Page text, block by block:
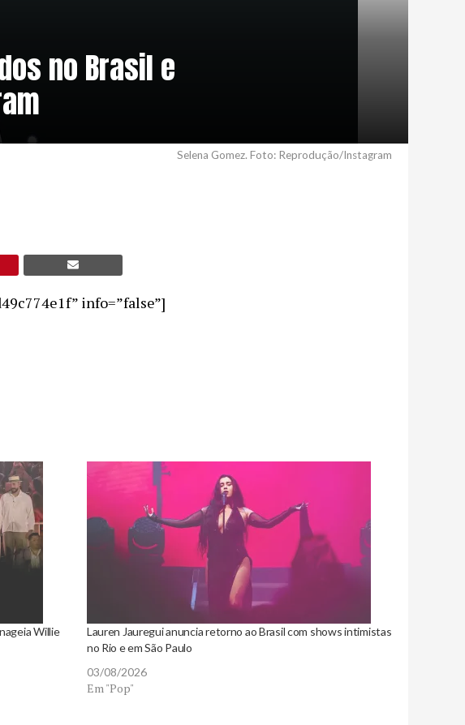
no Brasil e
Selena Gomez. Foto: Reprodução/Instagram
info=”false”]
Willie
Lauren Jauregui anuncia retorno ao Brasil com shows intimistas
no Rio e em São Paulo
03/08/2026
Em "Pop"